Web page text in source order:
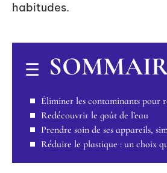
habitudes.
Éliminer les contaminants pour
Redécouvrir le goût de l’eau
Prendre soin de ses appareils,
Réduire le plastique : un choix